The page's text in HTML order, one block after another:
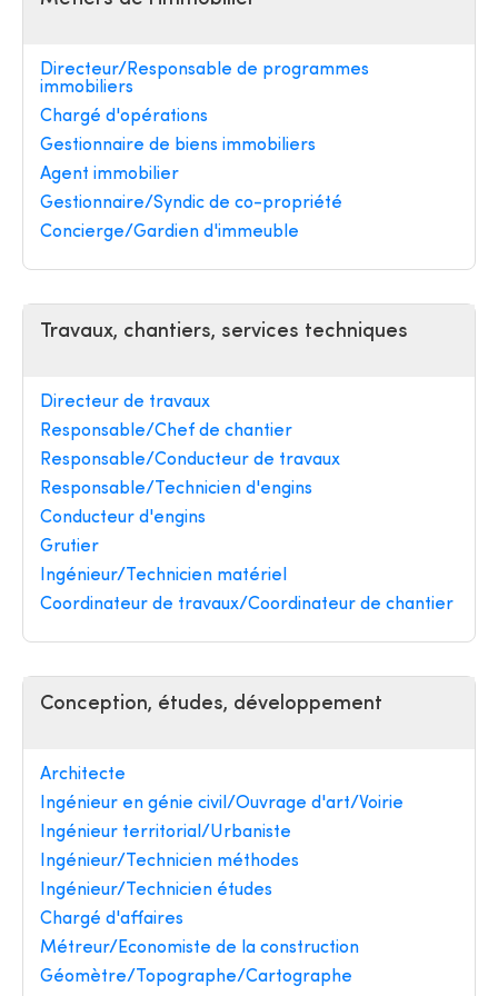
Directeur/Responsable de programmes
immobiliers
Chargé d'opérations
Gestionnaire de biens immobiliers
Agent immobilier
Gestionnaire/Syndic de co-propriété
Concierge/Gardien d'immeuble
Travaux, chantiers, services techniques
Directeur de travaux
Responsable/Chef de chantier
Responsable/Conducteur de travaux
Responsable/Technicien d'engins
Conducteur d'engins
Grutier
Ingénieur/Technicien matériel
Coordinateur de travaux/Coordinateur de chantier
Conception, études, développement
Architecte
Ingénieur en génie civil/Ouvrage d'art/Voirie
Ingénieur territorial/Urbaniste
Ingénieur/Technicien méthodes
Ingénieur/Technicien études
Chargé d'affaires
Métreur/Economiste de la construction
Géomètre/Topographe/Cartographe